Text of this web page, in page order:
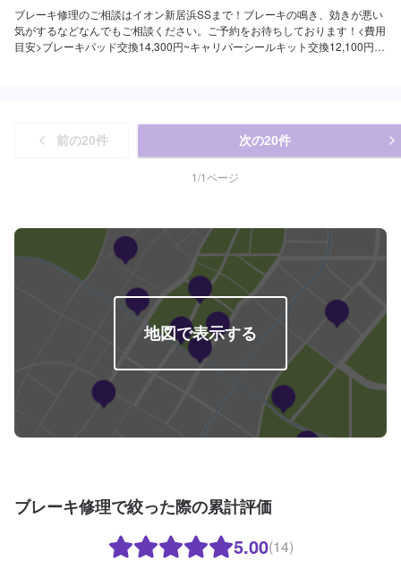
ブレーキ修理のご相談はイオン新居浜SSまで！ブレーキの鳴き、効きが悪い
気がするなどなんでもご相談ください。ご予約をお待ちしております！<費用
目安>ブレーキパッド交換14,300円~キャリパーシールキット交換12,100円~
前の20件 次の20件
1/1ページ
地図で表示する
ブレーキ修理で絞った際の累計評価
5.00(14)